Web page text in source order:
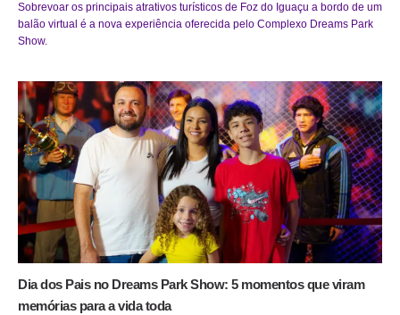
Sobrevoar os principais atrativos turísticos de Foz do Iguaçu a bordo de um
balão virtual é a nova experiência oferecida pelo Complexo Dreams Park
Show.
Dia dos Pais no Dreams Park Show: 5 momentos que viram
memórias para a vida toda